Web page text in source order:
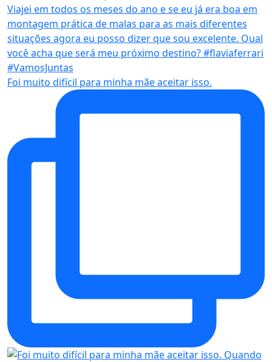
Foi muito difícil para minha mãe aceitar isso.